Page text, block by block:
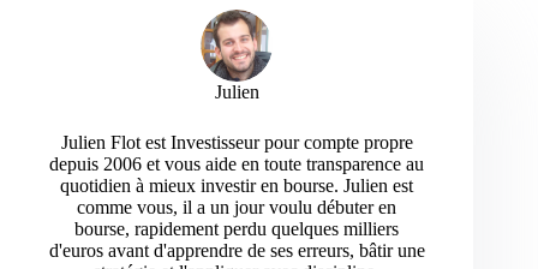
Julien
Julien Flot est Investisseur pour compte propre
depuis 2006 et vous aide en toute transparence au
quotidien à mieux investir en bourse. Julien est
comme vous, il a un jour voulu débuter en
bourse, rapidement perdu quelques milliers
d'euros avant d'apprendre de ses erreurs, bâtir une